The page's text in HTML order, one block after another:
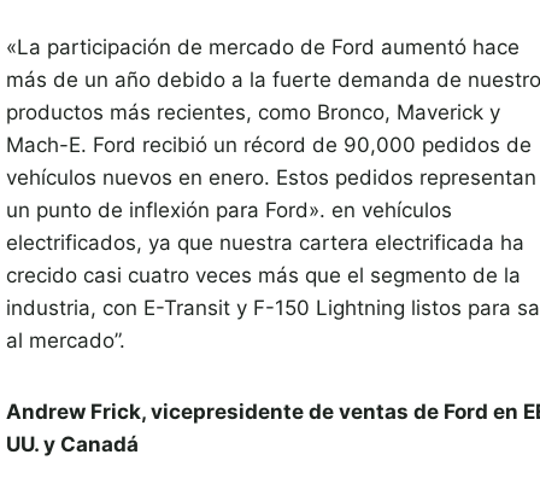
«La participación de mercado de Ford aumentó hace
más de un año debido a la fuerte demanda de
productos más recientes, como Bronco, Maverick y
Mach-E. Ford recibió un récord de 90,000 pedidos de
vehículos nuevos en enero. Estos pedidos representan
un punto de inflexión para Ford». en vehículos
electrificados, ya que nuestra cartera electrificada ha
crecido casi cuatro veces más que el segmento de la
industria, con E-Transit y F-150 Lightning listos para
al mercado”.
Andrew Frick, vicepresidente de ventas de Ford en
UU. y Canadá